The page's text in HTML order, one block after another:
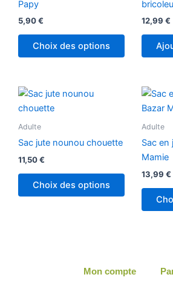
Papy
5,90€
Choix des options
options
être
page
produit
12,99 €
Adulte
Sac jute nounou chouette
11,50€
Choix des options
Adulte
Sac en
Mamie
13,99 €
Mon compte